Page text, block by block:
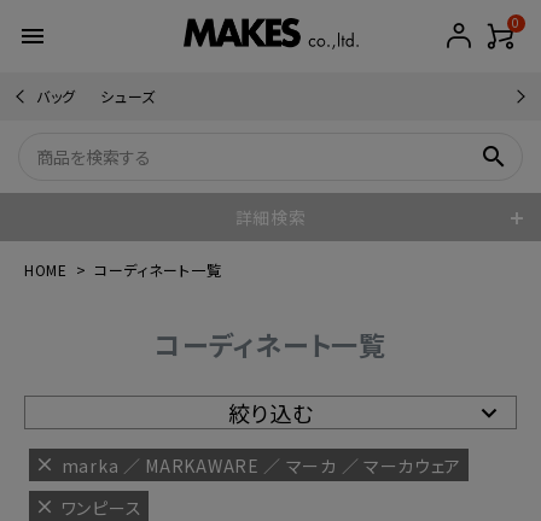
menu 0
バッグ シューズ
search
詳細検索
HOME コーディネート一覧
コーディネート一覧
絞り込む
marka ／ MARKAWARE ／ マーカ ／ マーカウェア
ワンピース